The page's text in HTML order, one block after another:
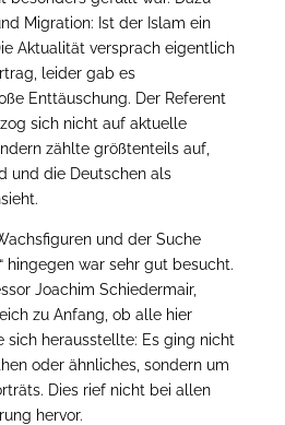
Migration: Ist der Islam ein
Aktualität versprach eigentlich
leider gab es
Enttäuschung. Der Referent
sich nicht auf aktuelle
zählte größtenteils auf,
und die Deutschen als
und der Suche
hingegen war sehr gut besucht.
Joachim Schiedermair,
zu Anfang, ob alle hier
sich herausstellte: Es ging nicht
oder ähnliches, sondern um
Dies rief nicht bei allen
hervor.